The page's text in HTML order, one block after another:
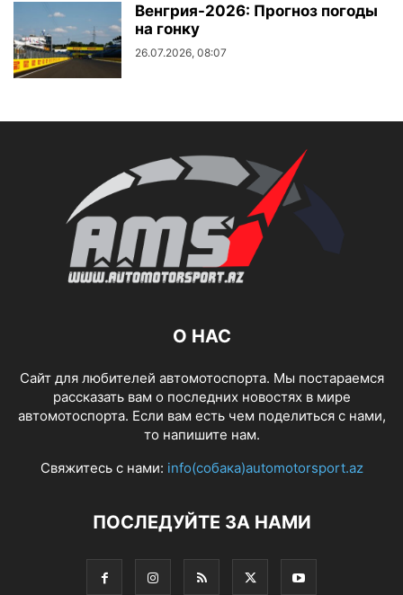
Венгрия-2026: Прогноз погоды
на гонку
26.07.2026, 08:07
О НАС
Сайт для любителей автомотоспорта. Мы постараемся
рассказать вам о последних новостях в мире
автомотоспорта. Если вам есть чем поделиться с нами,
то напишите нам.
Свяжитесь с нами: info(собака)automotorsport.az
ПОСЛЕДУЙТЕ ЗА НАМИ